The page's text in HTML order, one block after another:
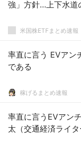
強」方針…上下水道
米国株ETFまとめ速報
率直に言う EVアン
である
稼げるまとめ速報
率直に言うEVアン
太（交通経済ライ